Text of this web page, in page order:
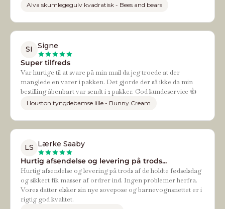
Alva skumlegegulv kvadratisk - Bees and bears
SI
Signe
Super tilfreds
Var hurtige til at svare på min mail da jeg troede at der
manglede en varer i pakken. Det gjorde der så ikke da min
bestilling åbenbart var sendt i 2 pakker. God kundeservice 👍
Houston tyngdebamse lille - Bunny Cream
LS Lærke Saaby
Hurtig afsendelse og levering på trods...
Hurtig afsendelse og levering på trods af de holdte fødselsdag
og sikkert fik masser af ordrer ind. Ingen problemer herfra.
Vores datter elsker sin nye sovepose og barnevognsnettet er i
rigtig god kvalitet.